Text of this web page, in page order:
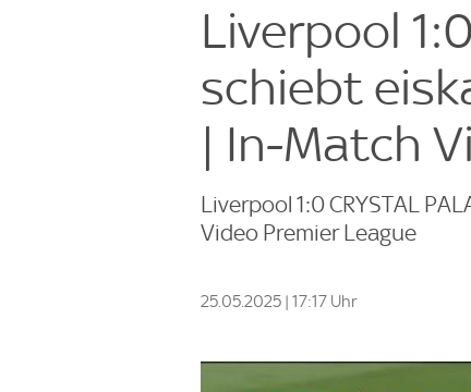
Liverpool
schiebt
| In-Match
Liverpool 1:0 CRYSTAL
Video Premier League
25.05.2025 | 17:17 Uhr